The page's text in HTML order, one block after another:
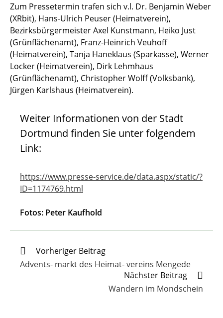
Zum Pressetermin trafen sich v.l. Dr. Benjamin Weber
(XRbit), Hans-Ulrich Peuser (Heimatverein),
Bezirksbürgermeister Axel Kunstmann, Heiko Just
(Grünflächenamt), Franz-Heinrich Veuhoff
(Heimatverein), Tanja Haneklaus (Sparkasse), Werner
Locker (Heimatverein), Dirk Lehmhaus
(Grünflächenamt), Christopher Wolff (Volksbank),
Jürgen Karlshaus (Heimatverein).
Weiter Informationen von der Stadt
Dortmund finden Sie unter folgendem
Link:
https://www.presse-service.de/data.aspx/static/?
ID=1174769.html
Fotos: Peter Kaufhold
Weitere
Artikel
ansehen
Vorheriger Beitrag
Advents- markt des Heimat- vereins Mengede
Nächster Beitrag
Wandern im Mondschein